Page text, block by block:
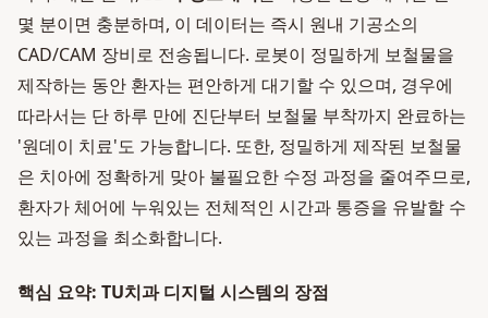
몇 분이면 충분하며, 이 데이터는 즉시 원내 기공소의
CAD/CAM 장비로 전송됩니다. 로봇이 정밀하게 보철물을
제작하는 동안 환자는 편안하게 대기할 수 있으며, 경우에
따라서는 단 하루 만에 진단부터 보철물 부착까지 완료하는
'원데이 치료'도 가능합니다. 또한, 정밀하게 제작된 보철물
은 치아에 정확하게 맞아 불필요한 수정 과정을 줄여주므로,
환자가 체어에 누워있는 전체적인 시간과 통증을 유발할 수
있는 과정을 최소화합니다.
핵심 요약: TU치과 디지털 시스템의 장점